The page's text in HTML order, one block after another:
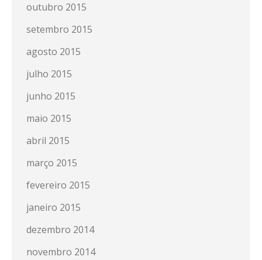
outubro 2015
setembro 2015
agosto 2015
julho 2015
junho 2015
maio 2015
abril 2015
março 2015
fevereiro 2015
janeiro 2015
dezembro 2014
novembro 2014